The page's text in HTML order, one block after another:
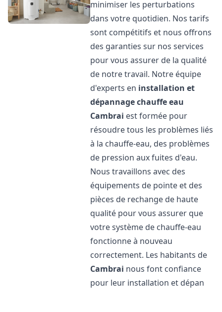
minimiser les perturbations
dans votre quotidien. Nos tarifs
sont compétitifs et nous offrons
des garanties sur nos services
pour vous assurer de la qualité
de notre travail. Notre équipe
d'experts en installation et
dépannage chauffe eau
Cambrai est formée pour
résoudre tous les problèmes liés
à la chauffe-eau, des problèmes
de pression aux fuites d'eau.
Nous travaillons avec des
équipements de pointe et des
pièces de rechange de haute
qualité pour vous assurer que
votre système de chauffe-eau
fonctionne à nouveau
correctement. Les habitants de
Cambrai nous font confiance
pour leur installation et dépan